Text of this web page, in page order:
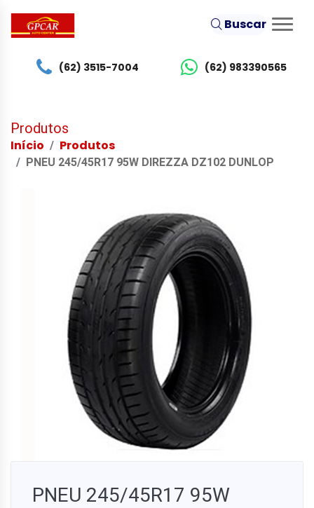
Buscar
(62) 3515-7004 (62) 983390565
Produtos
Início Produtos
PNEU 245/45R17 95W DIREZZA DZ102 DUNLOP
PNEU 245/45R17 95W